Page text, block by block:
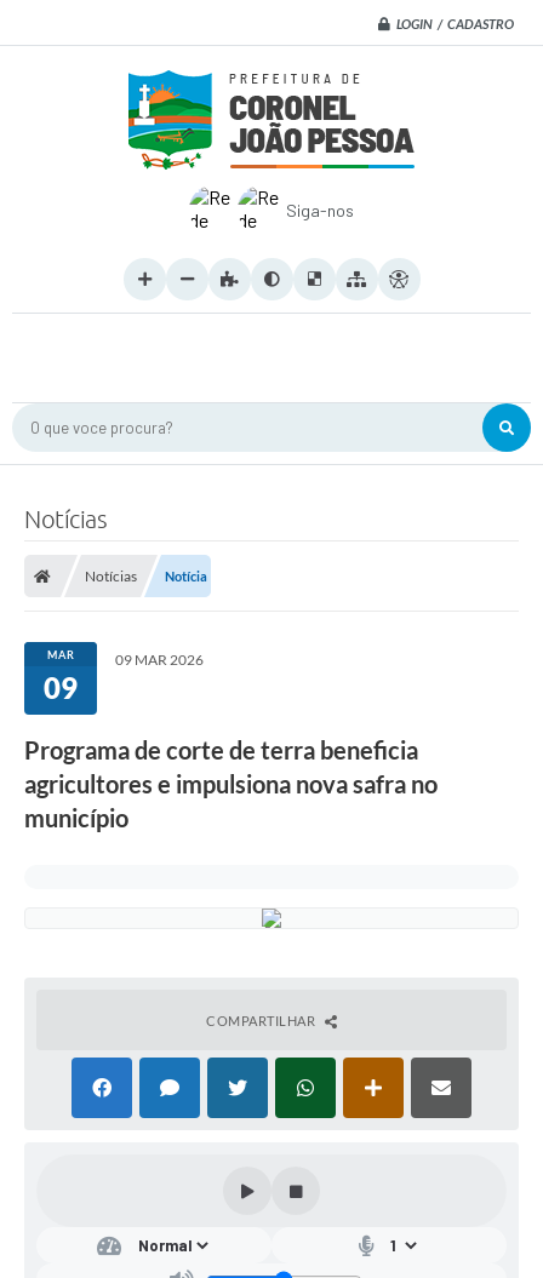
LOGIN / CADASTRO
O que voce procura?
Siga-nos
Notícias
Notícias Notícia
MAR
09
09 MAR 2026
Programa de corte de terra beneficia
agricultores e impulsiona nova safra no
município
COMPARTILHAR